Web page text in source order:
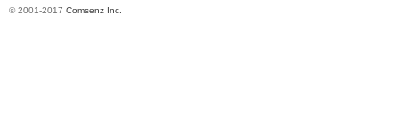
© 2001-2017 Comsenz Inc.